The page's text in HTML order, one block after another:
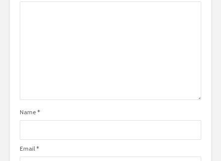
Name *
Email *